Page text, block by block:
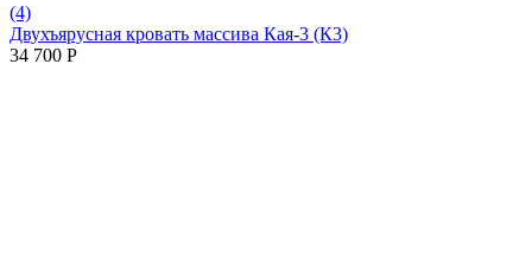
(4)
Двухъярусная кровать массива Кая-3 (К3)
34 700 Р